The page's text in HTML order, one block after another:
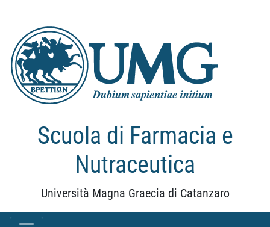
Scuola di Farmacia e
Nutraceutica
Università Magna Graecia di Catanzaro